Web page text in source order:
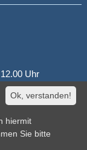
Uhr
18.00 Uhr
Uhr
Ok, verstanden!
hiermit
Sie bitte